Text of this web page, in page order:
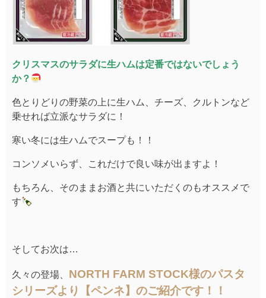
クリスマスのサラダに生ハムは定番ではないでしょう
か？
色とりどりの野菜の上に生ハム、チーズ、クルトンなど
乗せれば立派なサラダに！
寒い冬には生ハムでスープも！！
コンソメいらず、これだけで良い味が出ますよ！
もちろん、そのままお酒と共にいただくのもオススメで
す
そしてお次は…
久々の登場、 NORTH FARM STOCK様のパスタ
シリーズより【ペンネ】のご紹介です！！